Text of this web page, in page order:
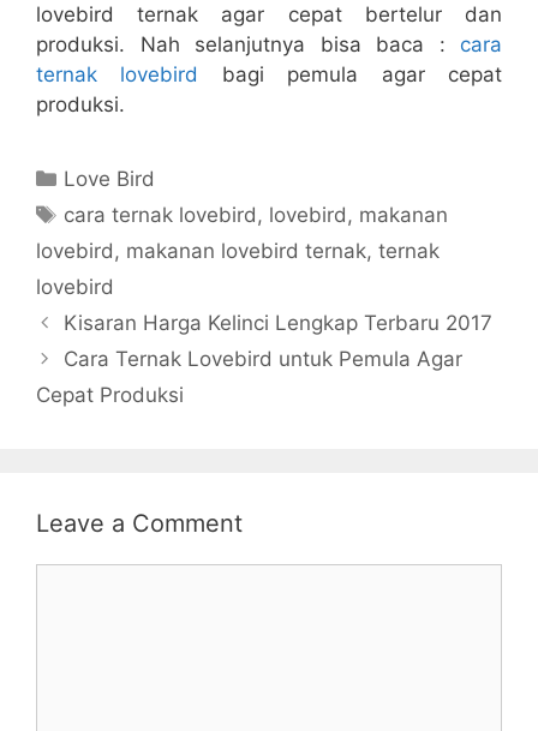
lovebird ternak agar cepat bertelur dan
produksi. Nah selanjutnya bisa baca : cara
ternak lovebird
bagi pemula agar cepat
produksi.
Categories
Love Bird
Tags
cara ternak lovebird , lovebird , makanan
lovebird , makanan lovebird ternak, ternak
lovebird
Kisaran Harga Kelinci Lengkap Terbaru 2017
Cara Ternak Lovebird untuk Pemula Agar
Cepat Produksi
Leave a Comment